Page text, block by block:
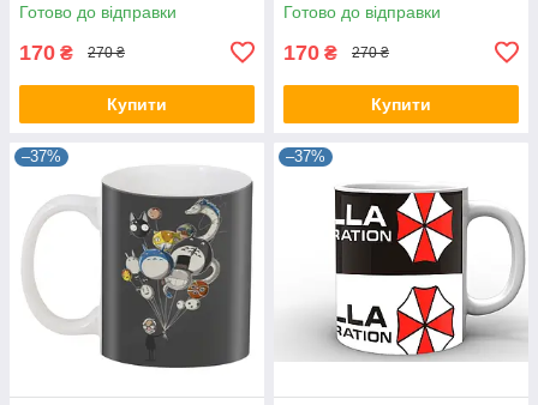
Готово до відправки
170 ₴ 270 ₴
Купити
Готово до відправки
170 ₴ 270 ₴
Купити
–37% –37%